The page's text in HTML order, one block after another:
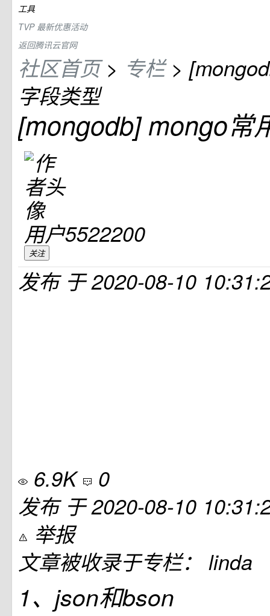
工具
TVP 最新优惠活动
返回腾讯云官网
社区首页> 专栏 >
字段类型
[mongodb] mongo常
用户5522200
关注
发布 于2020-08-10
6.9K
0
发布 于2020-08-10
举报
文章被收录于专栏： linda
1、json和bson